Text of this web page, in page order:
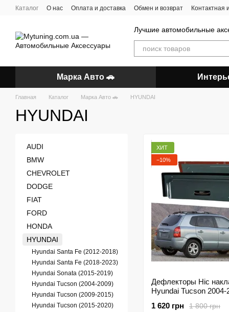
Перейти к основному контенту
Каталог О нас Оплата и доставка Обмен и возврат Контактная
Лучшие автомобильные
Марка Авто 🚗
Главная Каталог Марка Авто 🚗 HYUNDAI
HYUNDAI
ХИТ
−10%
Дефлекторы Hic
Hyundai Tucson 2004-
1 800 грн
1 620 грн
AUDI
BMW
CHEVROLET
DODGE
FIAT
FORD
HONDA
HYUNDAI
Hyundai Santa Fe (2012-2018)
Hyundai Santa Fe (2018-2023)
Hyundai Sonata (2015-2019)
Hyundai Tucson (2004-2009)
Hyundai Tucson (2009-2015)
Hyundai Tucson (2015-2020)